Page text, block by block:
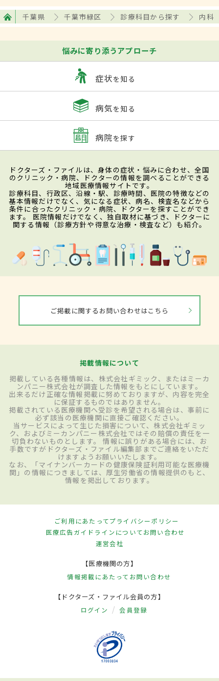
千葉県 千葉市緑区 診療科目から探す 内科
悩みに寄り添うアプローチ
症状を知る
病気を知る
病院を探す
ドクターズ・ファイルは、身体の症状・悩みに合わせ、全国
のクリニック・病院、ドクターの情報を調べることができる
地域医療情報サイトです。
診療科目、行政区、沿線・駅、診療時間、医院の特徴などの
基本情報だけでなく、気になる症状、病名、検査名などから
条件に合ったクリニック・病院、ドクターを探すことができ
ます。 医院情報だけでなく、独自取材に基づき、ドクターに
関する情報（診療方針や得意な治療・検査など）も紹介。
ご掲載に関するお問い合わせはこちら
掲載情報について
掲載している各種情報は、株式会社ギミック、またはミーカ
ンパニー株式会社が調査した情報をもとにしています。
出来るだけ正確な情報掲載に努めておりますが、内容を完全
に保証するものではありません。
掲載されている医療機関へ受診を希望される場合は、事前に
必ず該当の医療機関に直接ご確認ください。
当サービスによって生じた損害について、株式会社ギミッ
ク、およびミーカンパニー株式会社ではその賠償の責任を一
切負わないものとします。 情報に誤りがある場合には、お
手数ですがドクターズ・ファイル編集部までご連絡をいただ
けますようお願いいたします。
なお、「マイナンバーカードの健康保険証利用可能な医療機
関」の情報につきましては、厚生労働省の情報提供のもと、
情報を掲出しております。
ご利用にあたってプライバシーポリシー
医療広告ガイドラインについてお問い合わせ
運営会社
【医療機関の方】
情報掲載にあたって お問い合わせ
【ドクターズ・ファイル会員の方】
ログイン 会員登録